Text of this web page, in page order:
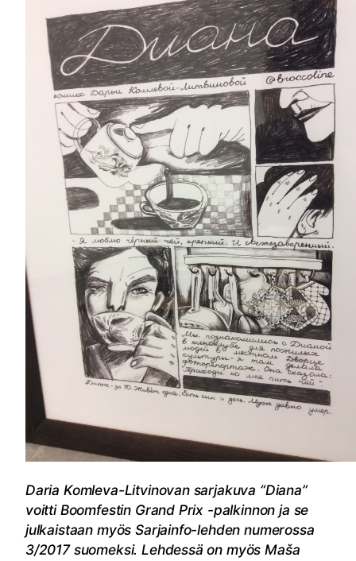
Daria Komleva-Litvinovan sarjakuva “Diana”
voitti Boomfestin Grand Prix -palkinnon ja se
julkaistaan myös Sarjainfo-lehden numerossa
3/2017 suomeksi. Lehdessä on myös Maša